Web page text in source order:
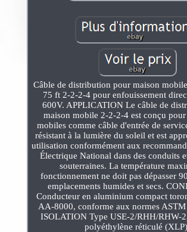
Câble de distribution pour maison
75 ft 2-2-2-4 pour enfouissement
600V. APPLICATION Le câble de
maison mobile 2-2-2-4 est conçu pour
mobiles comme câble d'entrée de
résistant à la lumière du soleil et est
utilisation conformément aux
Électrique National dans des conduits
souterraines. La température
fonctionnement ne doit pas dépasser
emplacements humides et secs.
Conducteur en aluminium compact
AA-8000, conforme aux normes
ISOLATION Type USE-2/RHH/RHW-
polyéthylène réticulé